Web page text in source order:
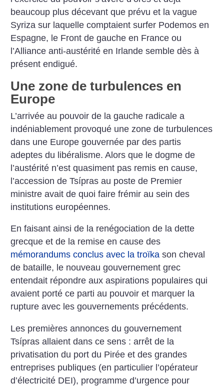
beaucoup plus décevant que prévu et la vague
Syriza sur laquelle comptaient surfer Podemos en
Espagne, le Front de gauche en France ou
l’Alliance anti-austérité en Irlande semble dès à
présent endigué.
Une zone de turbulences en
Europe
L’arrivée au pouvoir de la gauche radicale a
indéniablement provoqué une zone de turbulences
dans une Europe gouvernée par des partis
adeptes du libéralisme. Alors que le dogme de
l’austérité n’est quasiment pas remis en cause,
l’accession de Tsípras au poste de Premier
ministre avait de quoi faire frémir au sein des
institutions européennes.
En faisant ainsi de la renégociation de la dette
grecque et de la remise en cause des
mémorandums conclus avec la troïka son cheval
de bataille, le nouveau gouvernement grec
entendait répondre aux aspirations populaires qui
avaient porté ce parti au pouvoir et marquer la
rupture avec les gouvernements précédents.
Les premières annonces du gouvernement
Tsípras allaient dans ce sens : arrêt de la
privatisation du port du Pirée et des grandes
entreprises publiques (en particulier l’opérateur
d’électricité DEI), programme d’urgence pour